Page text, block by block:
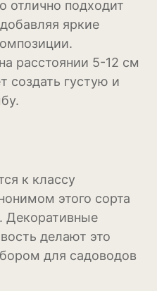
отлично подходит
яркие
расстоянии 5-12 см
создать густую и
к классу
этого сорта
Декоративные
делают это
для садоводов